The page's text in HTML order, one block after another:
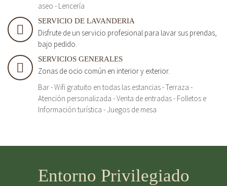
aseo - Lencería
SERVICIO DE LAVANDERIA
Disfrute de un servicio profesional para lavar sus prendas,
bajo pedido.
SERVICIOS GENERALES
Zonas de ocio común en interior y exterior.
Bar - Wifi gratuito en todas las estancias - Terraza -
Atención personalizada - Venta de entradas - Folletos e
Información turística - Juegos de mesa
Entorno Privilegiado